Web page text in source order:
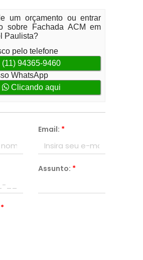
um orçamento ou entrar
sobre Fachada ACM em
Paulista?
pelo telefone
(11) 94365-9460
WhatsApp
Clicando aqui
Email: *
Assunto: *
*